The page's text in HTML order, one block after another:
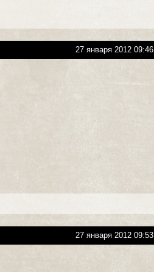
27 января 2012 09:46
27 января 2012 09:53